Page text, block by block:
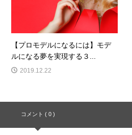
【プロモデルになるには】モデ
ルになる夢を実現する３...
2019.12.22
コメント ( 0 )